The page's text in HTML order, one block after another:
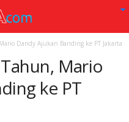
Dandy Ajukan Banding ke PT Jakarta
Mario
ke PT